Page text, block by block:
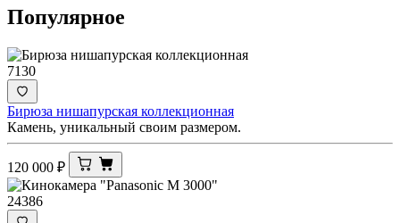
Популярное
7130
Бирюза нишапурская коллекционная
Камень, уникальный своим размером.
120 000 ₽
24386